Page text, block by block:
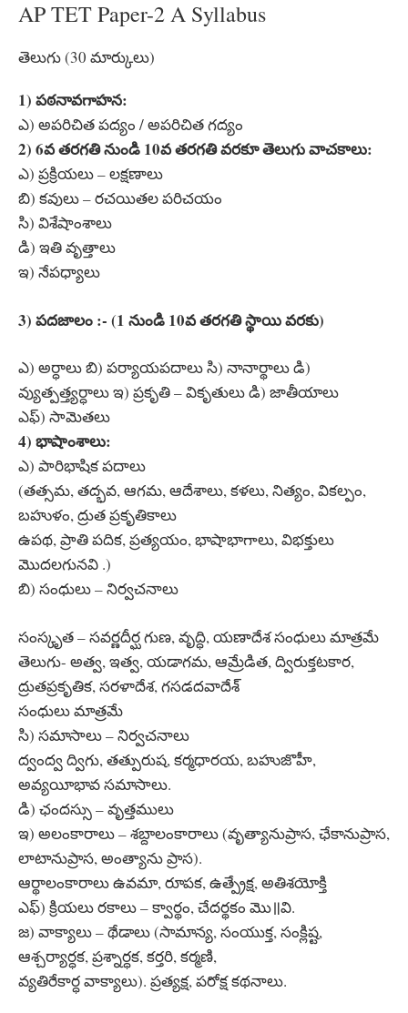
AP TET Paper-2 A Syllabus
తెలుగు (30 మార్కులు)
1) పఠనావగాహన:
ఎ) అపరిచిత పద్యం / అపరిచిత గద్యం
2) 6వ తరగతి నుండి 10వ తరగతి వరకూ తెలుగు వాచకాలు:
ఎ) ప్రక్రియలు – లక్షణాలు
బి) కవులు – రచయితల పరిచయం
సి) విశేషాంశాలు
డి) ఇతి వృత్తాలు
ఇ) నేపధ్యాలు
3) పదజాలం :- (1 నుండి 10వ తరగతి స్థాయి వరకు)
ఎ) అర్ధాలు బి) పర్యాయపదాలు సి) నానార్థాలు డి)
వ్యుత్పత్త్యర్ధాలు ఇ) ప్రకృతి – వికృతులు డి) జాతీయాలు
ఎఫ్) సామెతలు
4) భాషాంశాలు:
ఎ) పారిభాషిక పదాలు
(తత్సమ, తద్భవ, ఆగమ, ఆదేశాలు, కళలు, నిత్యం, వికల్పం,
బహుళం, ద్రుత ప్రకృతికాలు
ఉపథ, ప్రాతి పదిక, ప్రత్యయం, భాషాభాగాలు, విభక్తులు
మొదలగునవి .)
బి) సంధులు – నిర్వచనాలు
సంస్కృత – సవర్ణదీర్ఘ గుణ, వృద్ధి, యణాదేశ సంధులు మాత్రమే
తెలుగు- అత్వ, ఇత్వ, యడాగమ, ఆమ్రేడిత, ద్విరుక్తటకార,
ద్రుతప్రకృతిక, సరళాదేశ, గసడదవాదేశ్
సంధులు మాత్రమే
సి) సమాసాలు – నిర్వచనాలు
ద్వంద్వ ద్విగు, తత్పురుష, కర్మధారయ, బహుజొహీ,
అవ్యయీభావ సమాసాలు.
డి) ఛందస్సు – వృత్తములు
ఇ) అలంకారాలు – శబ్దాలంకారాలు (వృత్యానుప్రాస, ఛేకానుప్రాస,
లాటానుప్రాస, అంత్యాను ప్రాస).
ఆర్థాలంకారాలు ఉవమా, రూపక, ఉత్ప్రేక్ష, అతిశయోక్తి
ఎఫ్) క్రియలు రకాలు – క్వార్థం, చేదర్థకం మొ॥వి.
జ) వాక్యాలు – థేడాలు (సామాన్య, సంయుక్త, సంక్లిష్ట,
ఆశ్చర్యార్ధక, ప్రశ్నార్ధక, కర్తరి, కర్మణి,
వ్యతిరేకార్ధ వాక్యాలు). ప్రత్యక్ష, పరోక్ష కథనాలు.